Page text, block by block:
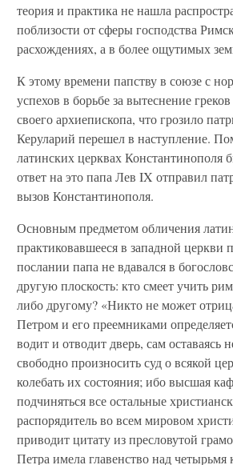
теория и практика не нашла
поблизости от сферы господства
расхождениях, а в более ощутимых
К этому времени папству в союзе с
успехов в борьбе за вытеснение
своего архиепископа, что грозило
Керуларий перешел в наступление.
латинских церквах Константинополя
ответ на это папа Лев IX отправил
вызов Константинополя.
Основным предметом обличения
практиковавшееся в западной
послании папа не вдавался в
другую плоскость: кто смеет учить
либо другому? «Никто не может
Петром и его преемниками
водит и отводит дверь, сам
свободно произносить суд о всякой
колебать их состояния; ибо высшая
подчиняться все остальные
распорядитель во всем мировом
приводит цитату из пресловутой
Петра имела главенство над